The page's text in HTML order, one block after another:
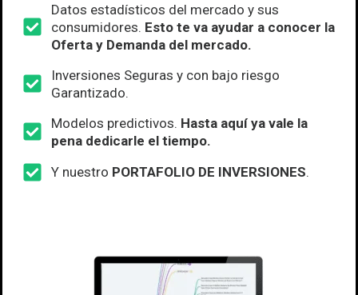
Datos estadísticos del mercado y sus
consumidores. Esto te va ayudar a conocer la
Oferta y Demanda del mercado.
Inversiones Seguras y con bajo riesgo
Garantizado.
Modelos predictivos. Hasta aquí ya vale la
pena dedicarle el tiempo.
Y nuestro PORTAFOLIO DE INVERSIONES.